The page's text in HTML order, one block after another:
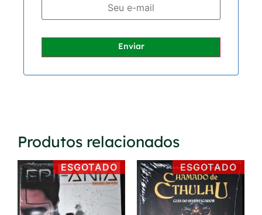
Enviar
Produtos relacionados
ESGOTADO ESGOTADO